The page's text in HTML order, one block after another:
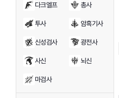
다크엘프 총사
투사 암흑기사
신성검사 광전사
사신 뇌신
마검사